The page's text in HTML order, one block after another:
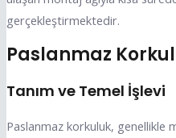
gerçekleştirmektedir.
Paslanmaz
Tanım ve Temel İşlevi
Paslanmaz korkuluk, genellikle